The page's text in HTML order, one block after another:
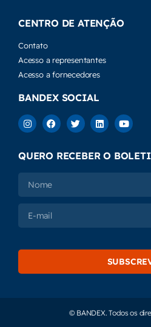
CENTRO DE ATENÇÃO
Contato
Acesso a representantes
Acesso a fornecedores
BANDEX SOCIAL
QUERO RECEBER O
© BANDEX. Todos os